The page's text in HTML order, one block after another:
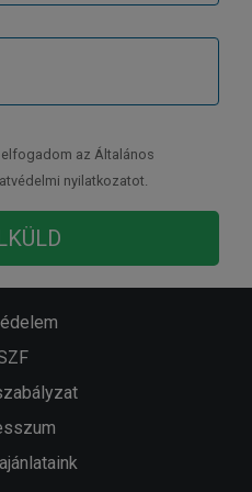
az Általános
nyilatkozatot.